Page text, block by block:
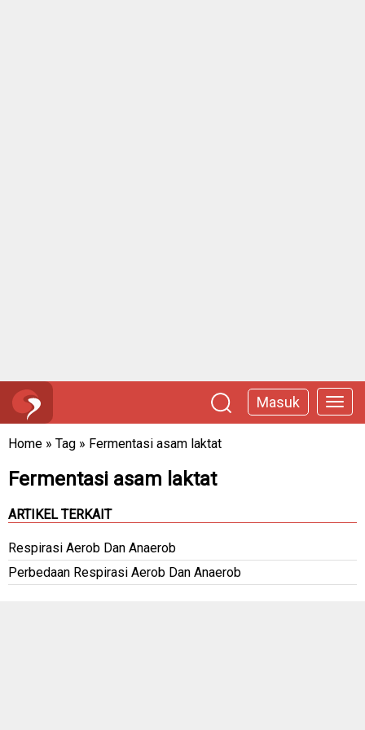
Masuk
Home » Tag » Fermentasi asam laktat
Fermentasi asam laktat
ARTIKEL TERKAIT
Respirasi Aerob Dan Anaerob
Perbedaan Respirasi Aerob Dan Anaerob